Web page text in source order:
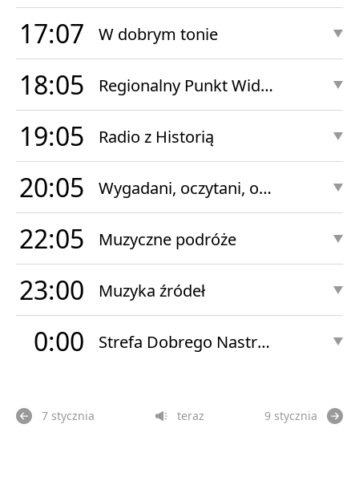
17:07 W dobrym tonie
18:05 Regionalny Punkt Widzenia
19:05 Radio z Historią
20:05 Wygadani, oczytani, osłuchani
22:05 Muzyczne podróże
23:00 Muzyka źródeł
0:00 Strefa Dobrego Nastroju Nocą
7 stycznia teraz 9 stycznia